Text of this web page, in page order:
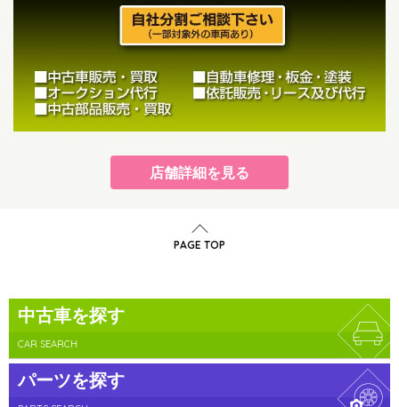
店舗詳細を見る
PAGE TOP
中古車を探す
CAR SEARCH
パーツを探す